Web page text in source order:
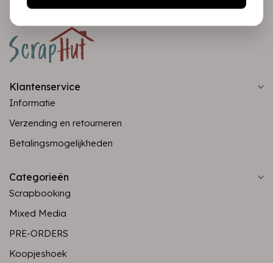
Klantenservice
Informatie
Verzending en retourneren
Betalingsmogelijkheden
Categorieën
Scrapbooking
Mixed Media
PRE-ORDERS
Koopjeshoek